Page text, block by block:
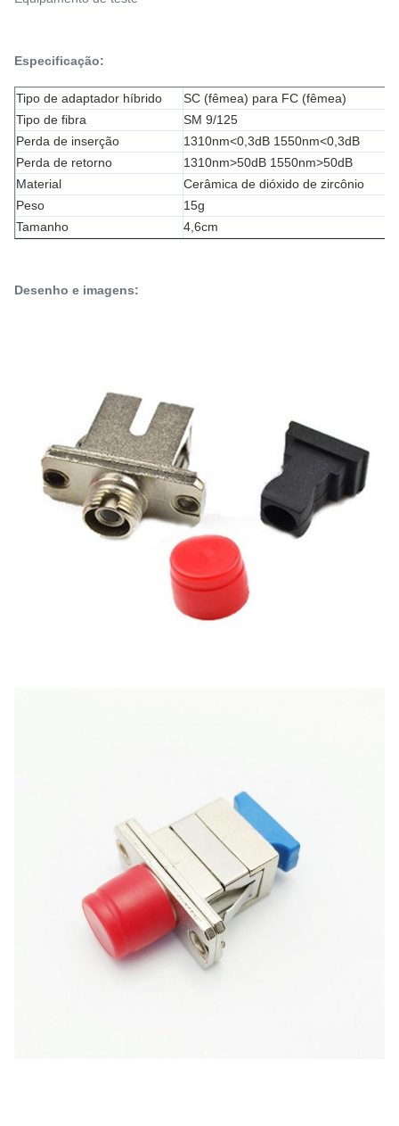
Especificação:
Tipo de adaptador híbrido
SC (fêmea) para FC (fêmea)
Tipo de fibra
SM 9/125
Perda de inserção
1310nm<0,3dB 1550nm<0,3dB
Perda de retorno
1310nm>50dB 1550nm>50dB
Material
Cerâmica de dióxido de zircônio
Peso
15g
Tamanho
4,6cm
Desenho e imagens: